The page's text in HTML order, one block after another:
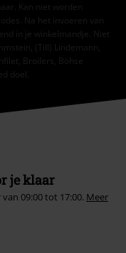
Kan niet worden
Na het invoeren van
in je winkelmandje. Niet
(Till) Lindemann,
Broilers, Böhse
doel.
je klaar
09:00 tot 17:00. Meer